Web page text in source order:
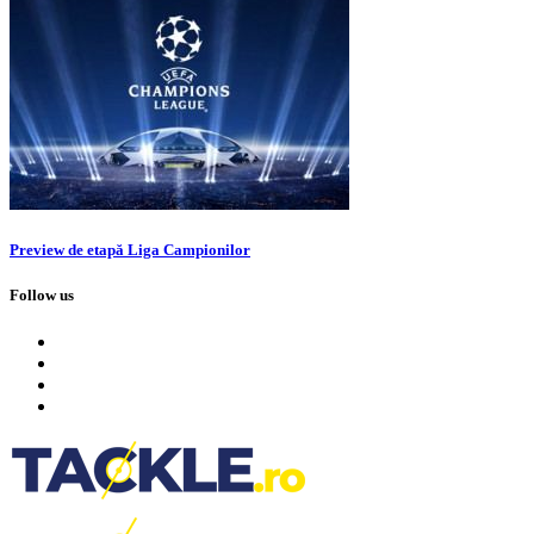
Preview de etapă Liga Campionilor
Follow us